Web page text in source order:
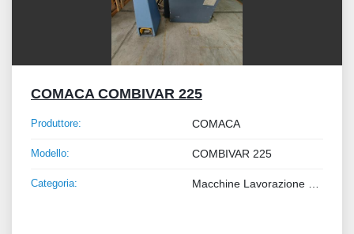
COMACA COMBIVAR 225
Produttore: COMACA
Modello: COMBIVAR 225
Categoria: